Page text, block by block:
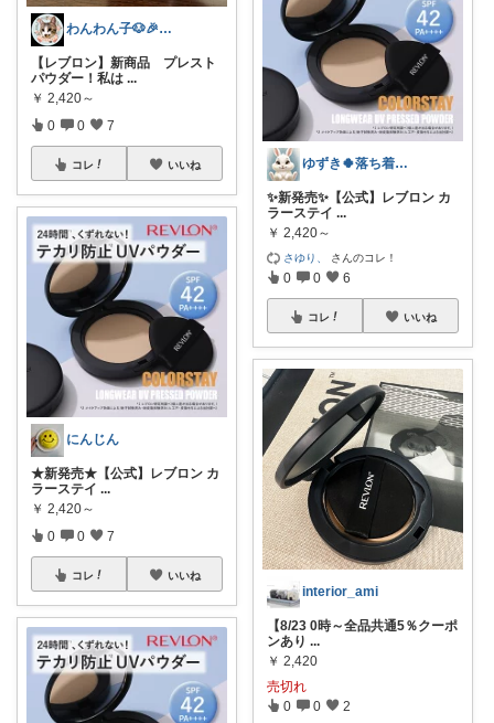
わんわん子🐶🎉アツイ🫠
【レブロン】新商品 プレスト
パウダー！私は ...
￥ 2,420～
0 0 7
コレ いいね
にんじん
★新発売★【公式】レブロン カ
ラーステイ ...
￥ 2,420～
0 0 7
コレ いいね
ゆずき🍀落ち着いた黒と家族４人🐰🐇
✨新発売✨【公式】レブロン カ
ラーステイ ...
￥ 2,420～
さゆり、 さんのコレ！
0 0 6
コレ いいね
interior_ami
【8/23 0時～全品共通5％クーポ
ンあり ...
￥ 2,420
売切れ
0 0 2